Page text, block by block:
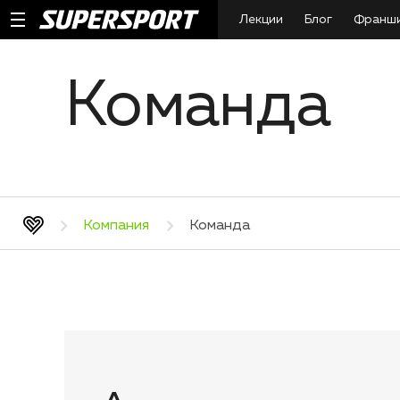
Лекции Блог
Команда
Компания Команда